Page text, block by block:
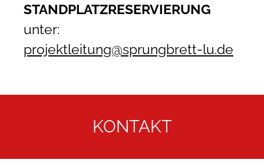
STANDPLATZRESERVIERUNG
unter:
projektleitung@sprungbrett-lu.de
KONTAKT